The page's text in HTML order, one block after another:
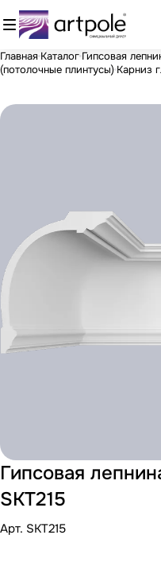
Главная Каталог Гипсовая
(потолочные плинтусы) Карниз
Гипсовая
SKT215
Арт. SKT215